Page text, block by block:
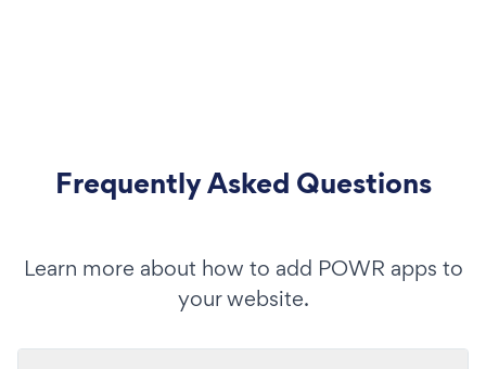
Frequently Asked Questions
Learn more about how to add POWR apps to
your website.